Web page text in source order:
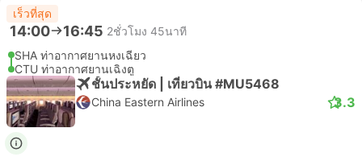
เร็วที่สุด
14:00 16:45 2ชั่วโมง 45นาที
SHA ท่าอากาศยานหงเฉียว
CTU ท่าอากาศยานเฉิงตู
ชั้นประหยัด | เที่ยวบิน #MU5468
China Eastern Airlines 3.3